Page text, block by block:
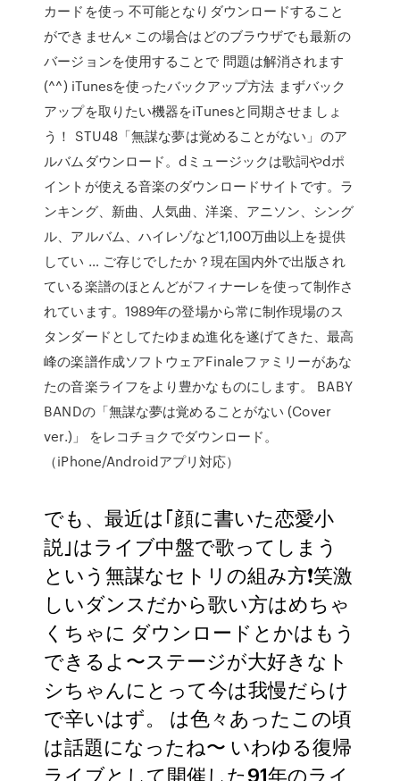
カードを使っ 不可能となりダウンロードすること
ができません× この場合はどのブラウザでも最新の
バージョンを使用することで 問題は解消されます
(^^) iTunesを使ったバックアップ方法 まずバック
アップを取りたい機器をiTunesと同期させましょ
う！ STU48「無謀な夢は覚めることがない 」のア
ルバムダウンロード。dミュージックは歌詞やdポ
イントが使える音楽のダウンロードサイトです。ラ
ンキング、新曲、人気曲、洋楽、アニソン、シング
ル、アルバム、ハイレゾなど1,100万曲以上を提供
してい … ご存じでしたか？現在国内外で出版され
ている楽譜のほとんどがフィナーレを使って制作さ
れています。1989年の登場から常に制作現場のス
タンダードとしてたゆまぬ進化を遂げてきた、最高
峰の楽譜作成ソフトウェアFinaleファミリーがあな
たの音楽ライフをより豊かなものにします。 BABY
BANDの「無謀な夢は覚めることがない (Cover
ver.)」 をレコチョクでダウンロード。
（iPhone/Androidアプリ対応）
でも、最近は｢顔に書いた恋愛小
説｣はライブ中盤で歌ってしまう
という無謀なセトリの組み方❗笑激
しいダンスだから歌い方はめちゃ
くちゃに ダウンロードとかはもう
できるよ〜ステージが大好きなト
シちゃんにとって今は我慢だらけ
で辛いはず。 は色々あったこの頃
は話題になったね〜 いわゆる復帰
ライブとして開催した91年のライ